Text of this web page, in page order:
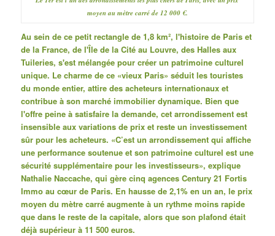
moyen au mètre carré de 12 000 €.
Au sein de ce petit rectangle de 1,8 km², l'histoire de Paris et
de la France, de l'Île de la Cité au Louvre, des Halles aux
Tuileries, s'est mélangée pour créer un patrimoine culturel
unique. Le charme de ce «vieux Paris» séduit les touristes
du monde entier, attire des acheteurs internationaux et
contribue à son marché immobilier dynamique. Bien que
l'offre peine à satisfaire la demande, cet arrondissement est
insensible aux variations de prix et reste un investissement
sûr pour les acheteurs. «C’est un arrondissement qui affiche
une performance soutenue et son patrimoine culturel est une
sécurité supplémentaire pour les investisseurs», explique
Nathalie Naccache, qui gère cinq agences Century 21 Fortis
Immo au cœur de Paris. En hausse de 2,1% en un an, le prix
moyen du mètre carré augmente à un rythme moins rapide
que dans le reste de la capitale, alors que son plafond était
déjà supérieur à 11 500 euros.